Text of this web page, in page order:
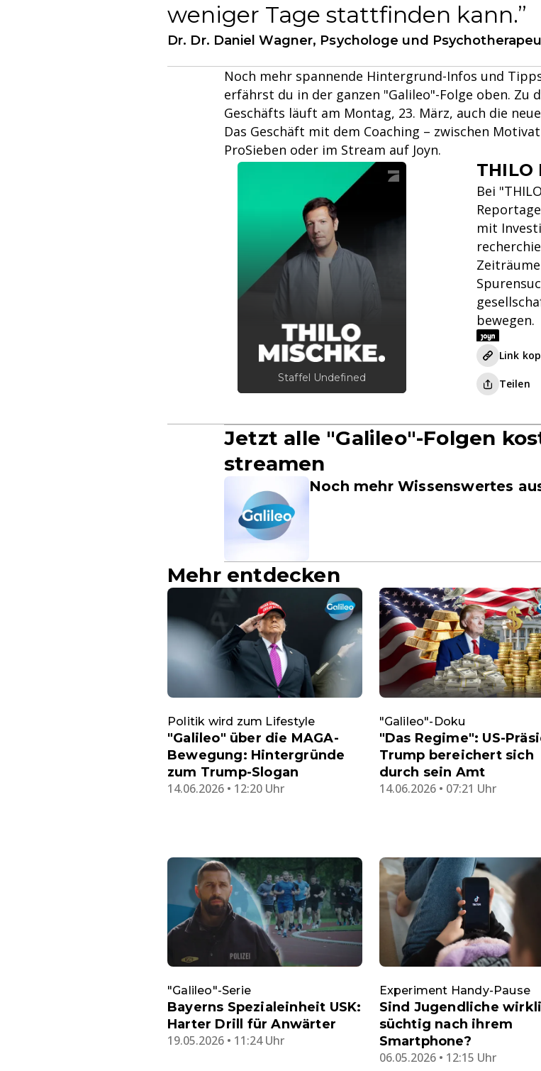
weniger Tage stattfinden kann.
Dr. Dr. Daniel Wagner, Psychologe und
Noch mehr spannende Hintergrund-Infos und
erfährst du in der ganzen "Galileo"-Folge oben. Zu
Geschäfts läuft am Montag, 23. März, auch die
Das Geschäft mit dem Coaching – zwischen
ProSieben oder im Stream auf Joyn.
Staffel Undefined
THILO
Bei
mit
bewegen.
Link
Teilen
Jetzt alle "Galileo"-Folgen
streamen
Noch mehr Wissenswertes
Mehr entdecken
Politik wird zum Lifestyle
"Galileo" über die MAGA-
Bewegung: Hintergründe
zum Trump-Slogan
14.06.2026 • 12:20 Uhr
"Galileo"-Doku
"Das Regime": US-
Trump bereichert sich
durch sein Amt
14.06.2026 • 07:21 Uhr
"Galileo"-Serie
Bayerns Spezialeinheit USK:
Harter Drill für Anwärter
19.05.2026 • 11:24 Uhr
Experiment Handy-Pause
Sind Jugendliche
süchtig nach ihrem
Smartphone?
06.05.2026 • 12:15 Uhr